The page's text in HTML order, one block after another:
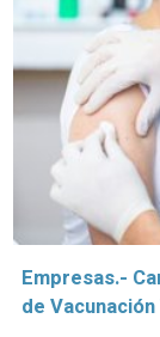
Empresas.-
de